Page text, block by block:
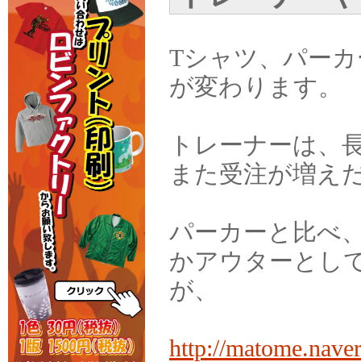
Tシャツ、パー
が変わります。
トレーナーは、
また受注が増え
パーカーと比べ
かアウターとし
が、
http://